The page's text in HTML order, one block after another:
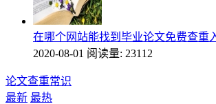
在哪个网站能找到毕业论文免费查重
2020-08-01 阅读量: 23112
论文查重常识
最新 最热